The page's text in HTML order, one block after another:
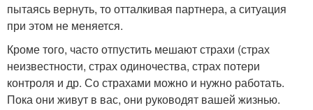
пытаясь вернуть, то отталкивая партнера, а ситуация
при этом не меняется.
Кроме того, часто отпустить мешают страхи (страх
неизвестности, страх одиночества, страх потери
контроля и др. Со страхами можно и нужно работать.
Пока они живут в вас, они руководят вашей жизнью.